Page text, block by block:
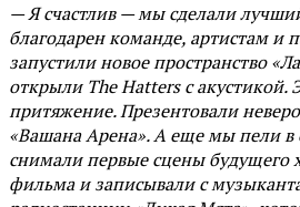
— Я счастлив — мы сделали
благодарен команде, артистам
запустили новое пространство
открыли The Hatters с акустикой.
притяжение. Презентовали
«Вашана Арена». А еще мы пели в
снимали первые сцены будущего
фильма и записывали с